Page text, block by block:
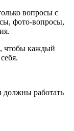
вопросы с
фото-вопросы,
чтобы каждый
должны работать